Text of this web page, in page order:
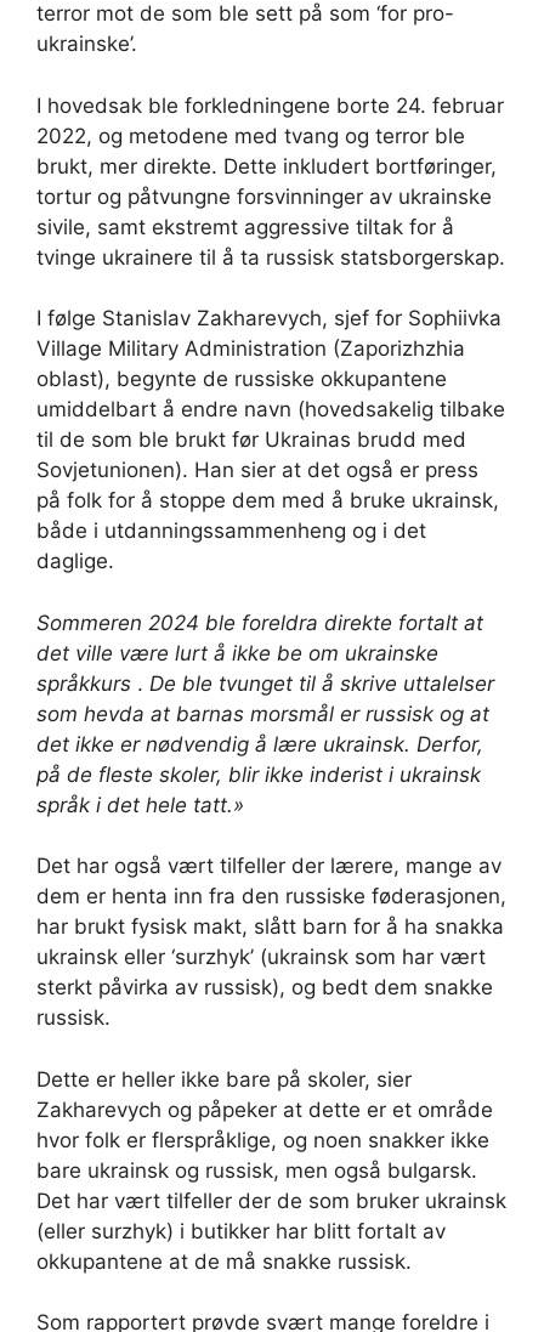
terror mot de som ble sett på som ‘for pro-
ukrainske’.
I hovedsak ble forkledningene borte 24. februar
2022, og metodene med tvang og terror ble
brukt, mer direkte. Dette inkludert bortføringer,
tortur og påtvungne forsvinninger av ukrainske
sivile, samt ekstremt aggressive tiltak for å
tvinge ukrainere til å ta russisk statsborgerskap.
I følge Stanislav Zakharevych, sjef for Sophiivka
Village Military Administration (Zaporizhzhia
oblast), begynte de russiske okkupantene
umiddelbart å endre navn (hovedsakelig tilbake
til de som ble brukt før Ukrainas brudd med
Sovjetunionen). Han sier at det også er press
på folk for å stoppe dem med å bruke ukrainsk,
både i utdanningssammenheng og i det
daglige.
Sommeren 2024 ble foreldra direkte fortalt at
det ville være lurt å ikke be om ukrainske
språkkurs . De ble tvunget til å skrive uttalelser
som hevda at barnas morsmål er russisk og at
det ikke er nødvendig å lære ukrainsk. Derfor,
på de fleste skoler, blir ikke inderist i ukrainsk
språk i det hele tatt.»
Det har også vært tilfeller der lærere, mange av
dem er henta inn fra den russiske føderasjonen,
har brukt fysisk makt, slått barn for å ha snakka
ukrainsk eller ‘surzhyk’ (ukrainsk som har vært
sterkt påvirka av russisk), og bedt dem snakke
russisk.
Dette er heller ikke bare på skoler, sier
Zakharevych og påpeker at dette er et område
hvor folk er flerspråklige, og noen snakker ikke
bare ukrainsk og russisk, men også bulgarsk.
Det har vært tilfeller der de som bruker ukrainsk
(eller surzhyk) i butikker har blitt fortalt av
okkupantene at de må snakke russisk.
Som rapportert prøvde svært mange foreldre i